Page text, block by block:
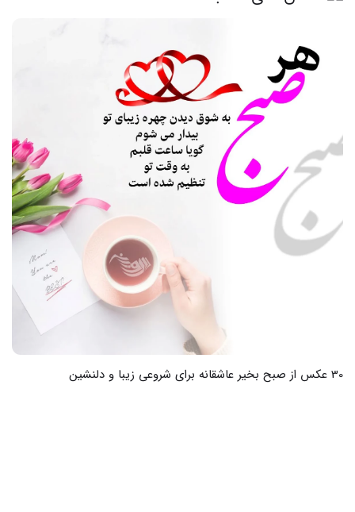
11 عکس از بی توقع مهربان باش و لحظات زیبا را ثبت کن